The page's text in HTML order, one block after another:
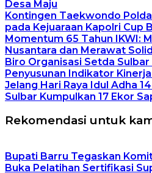
Desa Maju
Kontingen Taekwondo
pada Kejuaraan Kapolri Cup
Momentum 65 Tahun IKWI:
Nusantara dan Merawat
Biro Organisasi Setda
Penyusunan Indikator
Jelang Hari Raya Idul Adha
Sulbar Kumpulkan 17 Ekor
Rekomendasi untuk
Bupati Barru Tegaskan
Buka Pelatihan Sertifikasi